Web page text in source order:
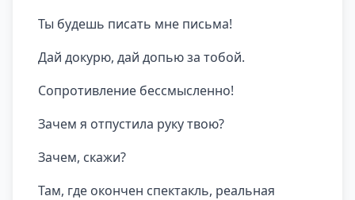
Ты будешь писать мне письма!
Дай докурю, дай допью за тобой.
Сопротивление бессмысленно!
Зачем я отпустила руку твою?
Зачем, скажи?
Там, где окончен спектакль, реальная